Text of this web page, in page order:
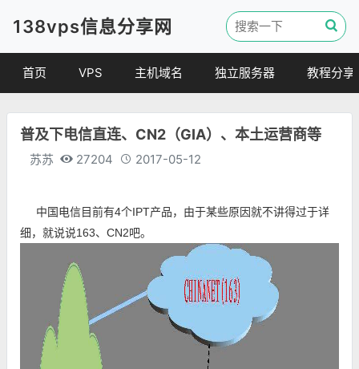
138vps信息分享网
首页 VPS
便宜VPS
VPS评测
主机域名
虚拟主机
独立服务器 教程分享
建站教程
普及下电信直连、CN2（GIA）、本土运营商等
苏苏 27204 2017-05-12
中国电信目前有4个IPT产品，由于某些原因就不讲得过于详
细，就说说163、CN2吧。